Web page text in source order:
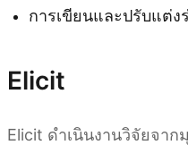
การเขียนและปรับแต่ง
Elicit
Elicit ดำเนินงานวิจัยจา